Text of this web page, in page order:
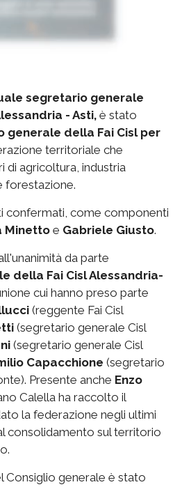
segretario generale
- Asti, è stato
generale della Fai Cisl per
territoriale che
di agricoltura, industria
forestazione.
confermati, come componenti
Minetto e Gabriele Giusto.
da parte
della Fai Cisl Alessandria-
cui hanno preso parte
(reggente Fai Cisl
(segretario generale Cisl
(segretario generale Cisl
Capacchione (segretario
Presente anche Enzo
Calella ha raccolto il
la federazione negli ultimi
consolidamento sul territorio
Consiglio generale è stato